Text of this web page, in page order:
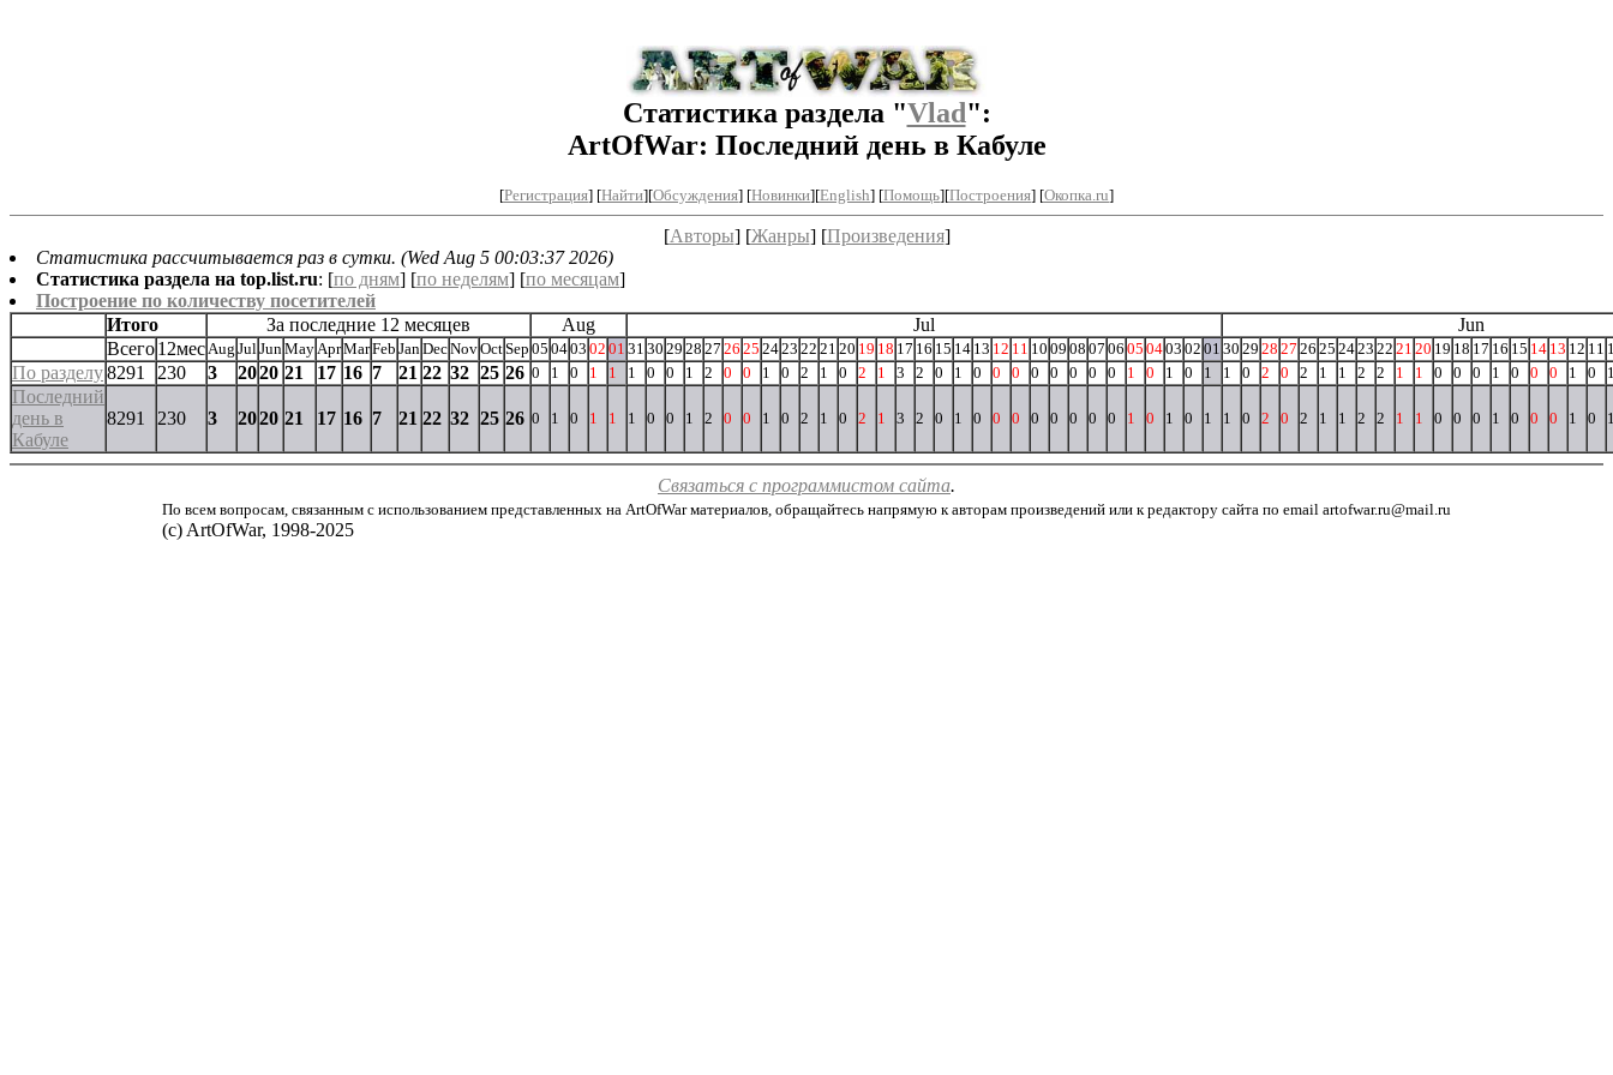
Статистика раздела "Vlad":
ArtOfWar: Последний день в Кабуле
[Регистрация] [Найти][Обсуждения] [Новинки][English] [Помощь][Построения] [Окопка.ru]
[Авторы] [Жанры] [Произведения]
Статистика рассчитывается раз в сутки. (Wed Aug 5 00:03:37 2026)
Статистика раздела на top.list.ru: [по дням] [по неделям] [по месяцам]
Построение по количеству посетителей
Итого
За последние 12 месяцев Aug Jul
Jun
Всего12мес Aug Jul Jun May AprMarFeb Jan DecNovOctSep 05 0403 02 01 31 30 29 28 27 26 25 2423 22 21 20 19 18 17 16 15 14 13 12 11 10 09 08 07 06 05 0403 02 01 30 29 28 27 26 25 2423 22 21 20 19 18 17 16 15 14 13 12 11
По разделу8291 230 3 2020 21 17 16 7 21 22 32 25 26 0 1 0 1 1 1 0 0 1 2 0 0 1 0 2 1 0 2 1 3 2 0 1 0 0 0 0 0 0 0 0 1 0 1 0 1 1 0 2 0 2 1 1 2 2 1 1 0 0 0 1 0 0 0 1 0
Последний
день в
Кабуле
8291 230 3 2020 21 17 16 7 21 22 32 25 26 0 1 0 1 1 1 0 0 1 2 0 0 1 0 2 1 0 2 1 3 2 0 1 0 0 0 0 0 0 0 0 1 0 1 0 1 1 0 2 0 2 1 1 2 2 1 1 0 0 0 1 0 0 0 1 0
Связаться с программистом сайта.
По всем вопросам, связанным с использованием представленных на ArtOfWar материалов, обращайтесь напрямую к авторам произведений или к редактору сайта по email artofwar.ru@mail.ru
(с) ArtOfWar, 1998-2025